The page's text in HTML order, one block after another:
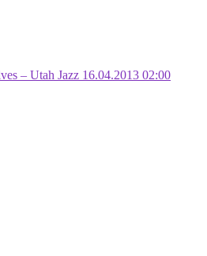
– Utah Jazz 16.04.2013 02:00